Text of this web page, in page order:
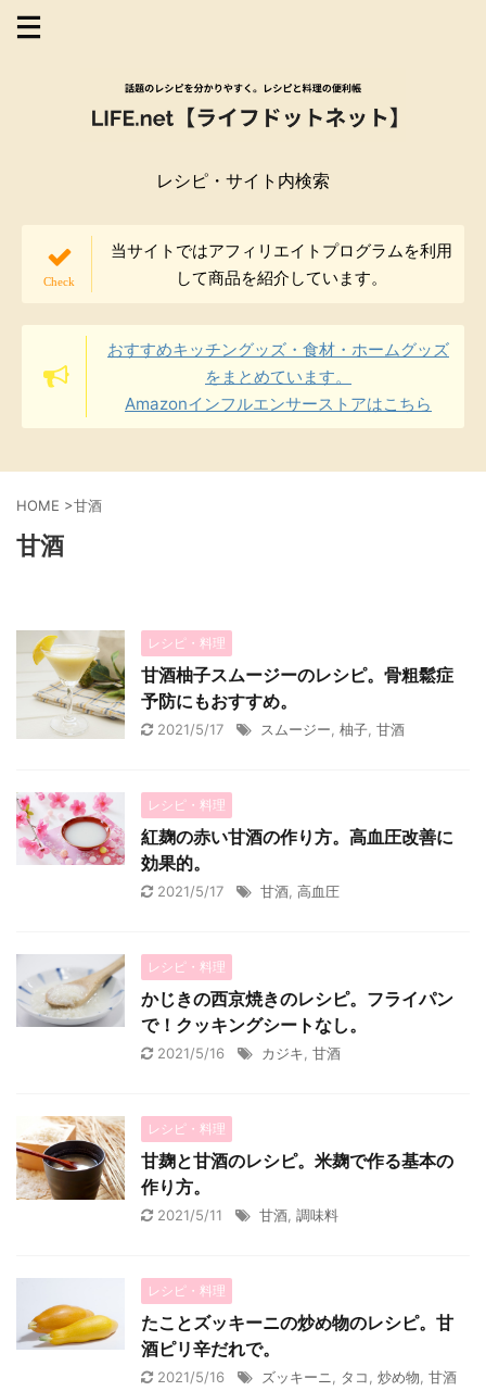
レシピ・サイト内検索
当サイトではアフィリエイトプログラムを利用
して商品を紹介しています。
おすすめキッチングッズ・食材・ホームグッズ
をまとめています。
Amazonインフルエンサーストアはこちら
HOME >甘酒
甘酒
レシピ・料理
甘酒柚子スムージーのレシピ。骨粗鬆症
予防にもおすすめ。
2021/5/17 スムージー 柚子 甘酒
レシピ・料理
紅麹の赤い甘酒の作り方。高血圧改善に
効果的。
2021/5/17 甘酒 高血圧
レシピ・料理
かじきの西京焼きのレシピ。フライパン
で！クッキングシートなし。
2021/5/16 カジキ 甘酒
レシピ・料理
甘麹と甘酒のレシピ。米麹で作る基本の
作り方。
2021/5/11 甘酒 調味料
レシピ・料理
たことズッキーニの炒め物のレシピ。甘
酒ピリ辛だれで。
2021/5/16 ズッキーニ タコ 炒め物 甘酒